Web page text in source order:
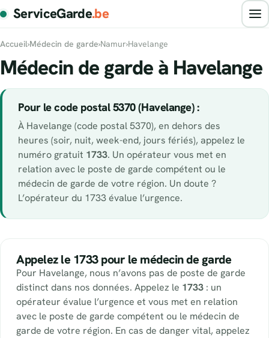
ServiceGarde.be
Accueil›Médecin de garde›Namur›Havelange
Médecin de garde à Havelange
Pour le code postal 5370 (Havelange) :
À Havelange (code postal 5370), en dehors des
heures (soir, nuit, week-end, jours fériés), appelez le
numéro gratuit 1733. Un opérateur vous met en
relation avec le poste de garde compétent ou le
médecin de garde de votre région. Un doute ?
L’opérateur du 1733 évalue l’urgence.
Appelez le 1733 pour le médecin de garde
Pour Havelange, nous n’avons pas de poste de garde
distinct dans nos données. Appelez le 1733 : un
opérateur évalue l’urgence et vous met en relation
avec le poste de garde compétent ou le médecin de
garde de votre région. En cas de danger vital, appelez